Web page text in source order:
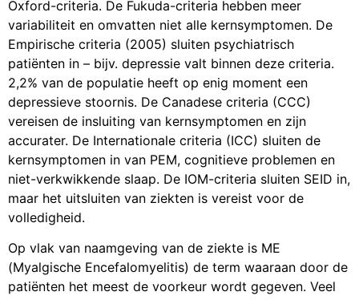
Oxford-criteria. De Fukuda-criteria hebben meer
variabiliteit en omvatten niet alle kernsymptomen. De
Empirische criteria (2005) sluiten psychiatrisch
patiënten in – bijv. depressie valt binnen deze criteria.
2,2% van de populatie heeft op enig moment een
depressieve stoornis. De Canadese criteria (CCC)
vereisen de insluiting van kernsymptomen en zijn
accurater. De Internationale criteria (ICC) sluiten de
kernsymptomen in van PEM, cognitieve problemen en
niet-verkwikkende slaap. De IOM-criteria sluiten SEID in,
maar het uitsluiten van ziekten is vereist voor de
volledigheid.
Op vlak van naamgeving van de ziekte is ME
(Myalgische Encefalomyelitis) de term waaraan door de
patiënten het meest de voorkeur wordt gegeven. Veel